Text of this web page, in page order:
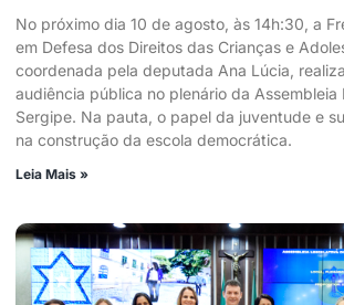
No próximo dia 10 de agosto, às 14h:30, a
em Defesa dos Direitos das Crianças e
coordenada pela deputada Ana Lúcia,
audiência pública no plenário da Assembleia
Sergipe. Na pauta, o papel da juventude e
na construção da escola democrática.
Leia Mais »